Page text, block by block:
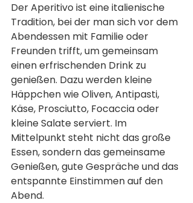
Der Aperitivo ist eine italienische
Tradition, bei der man sich vor dem
Abendessen mit Familie oder
Freunden trifft, um gemeinsam
einen erfrischenden Drink zu
genießen. Dazu werden kleine
Häppchen wie Oliven, Antipasti,
Käse, Prosciutto, Focaccia oder
kleine Salate serviert. Im
Mittelpunkt steht nicht das große
Essen, sondern das gemeinsame
Genießen, gute Gespräche und das
entspannte Einstimmen auf den
Abend.